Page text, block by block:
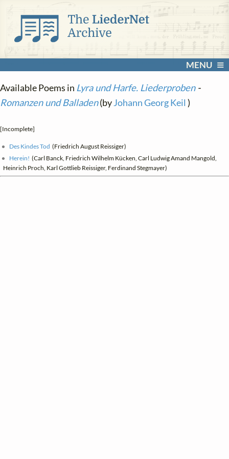
MENU
Available Poems in Lyra und Harfe. Liederproben-
Romanzen und Balladen(byJohann Georg Keil )
[Incomplete]
Des Kindes Tod (Friedrich August Reissiger)
Herein! (Carl Banck, Friedrich Wilhelm Kücken, Carl Ludwig Amand Mangold,
Heinrich Proch, Karl Gottlieb Reissiger, Ferdinand Stegmayer)